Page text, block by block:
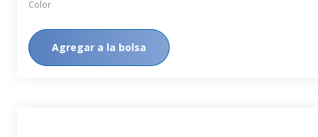
Color
Agregar a la bolsa